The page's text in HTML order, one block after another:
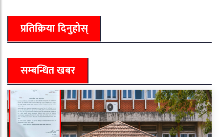
प्रतिक्रिया दिनुहोस्
सम्बन्धित खबर